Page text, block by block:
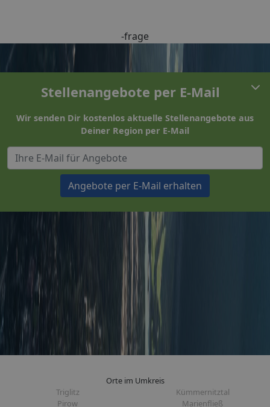
-frage
Stellenangebote per E-Mail
Wir senden Dir kostenlos aktuelle Stellenangebote aus
Deiner Region per E-Mail
Angebote per E-Mail erhalten
Orte im Umkreis
Triglitz
Kümmernitztal
Pirow
Marienfließ